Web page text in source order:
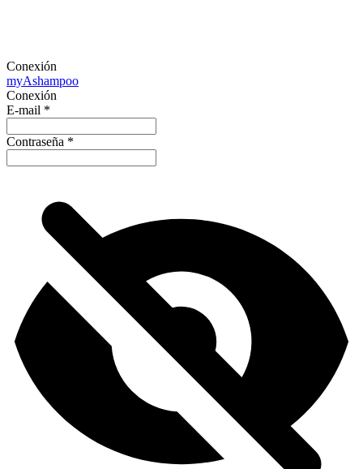
Conexión
myAshampoo
Conexión
E-mail *
Contraseña *